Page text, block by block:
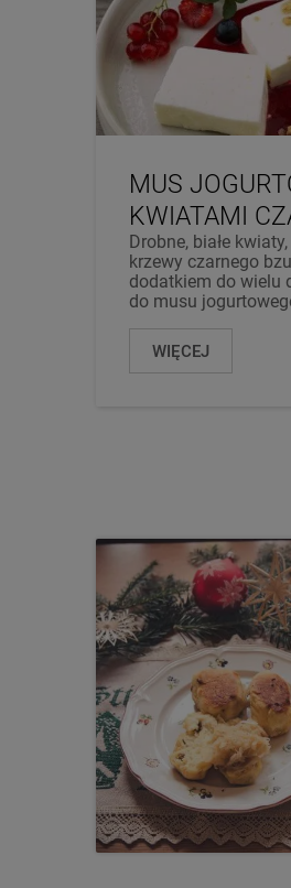
MUS
KWIATAMI
Drobne, białe
krzewy czarnego
dodatkiem do wielu
do musu
WIĘCEJ